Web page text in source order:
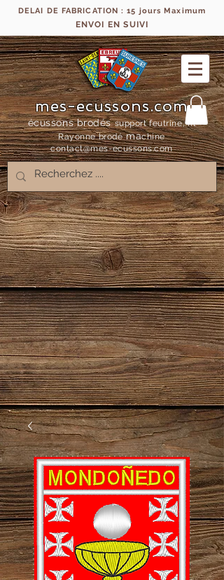
DELAI DE FABRICATION : 15 jours Maximum
ENVOI EN SUIVI
mes-ecussons.com
écussons brodés support feutrine, fil
Rayonne brodémachine
contact@mes-ecussons.com